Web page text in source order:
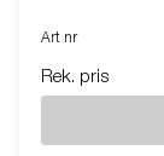
Art nr
Rek. pris